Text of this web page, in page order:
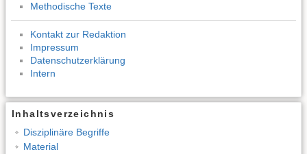
Methodische Texte
Kontakt zur Redaktion
Impressum
Datenschutzerklärung
Intern
Inhaltsverzeichnis
Disziplinäre Begriffe
Material